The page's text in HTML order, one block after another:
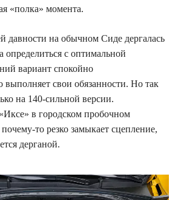
«полка» момента.
давности на обычном Сиде дергалась
определиться с оптимальной
вариант спокойно
выполняет свои обязанности. Но так
на 140‑сильной версии.
в городском пробочном
то резко замыкает сцепление,
дерганой.